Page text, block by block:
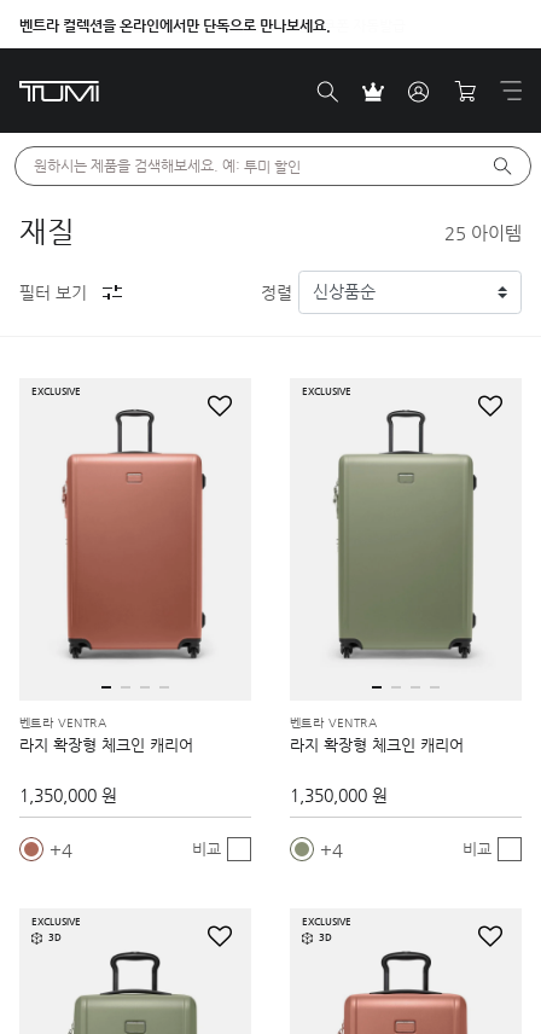
벤트라 컬렉션을 온라인에서만 단독으로 만나보세요.
원하시는 제품을 검색해보세요. 예: 투미 할인
재질 25 아이템
필터 보기 정렬
EXCLUSIVE
벤트라 VENTRA
라지 확장형 체크인 캐리어
1,350,000 원
4 비교
EXCLUSIVE
벤트라 VENTRA
라지 확장형 체크인 캐리어
1,350,000 원
4 비교
EXCLUSIVE
3D
EXCLUSIVE
3D